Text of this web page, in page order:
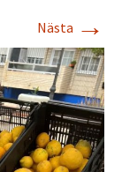
Nästa →